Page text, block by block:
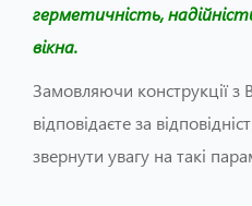
герметичність,
вікна.
Замовляючи конструкції
відповідаєте за
звернути увагу на такі